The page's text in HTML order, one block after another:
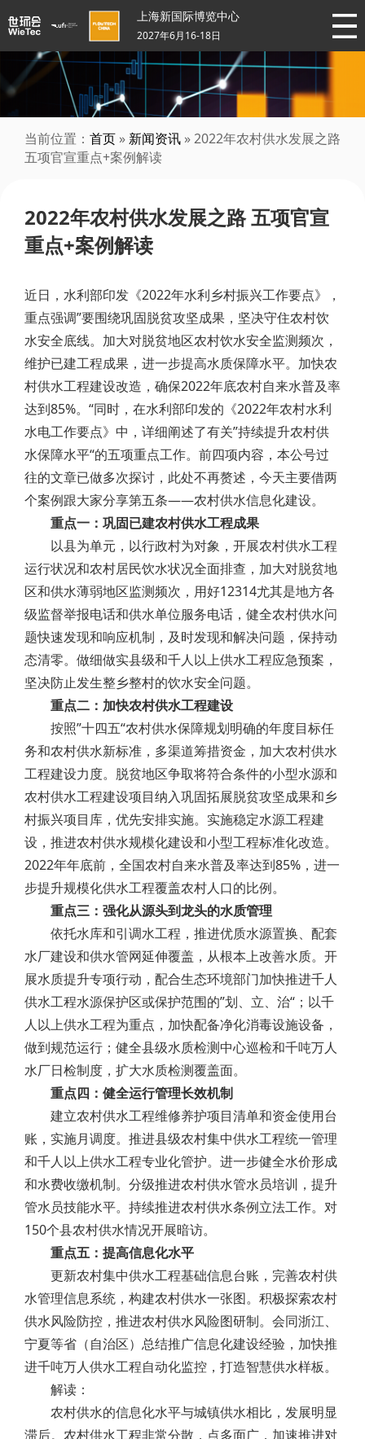
上海新国际博览中心
2027年6月16-18日
当前位置： 首页 » 新闻资讯 » 2022年农村供水发展之路
五项官宣重点+案例解读
2022年农村供水发展之路 五项官宣
重点+案例解读
近日，水利部印发《2022年水利乡村振兴工作要点》，
重点强调”要围绕巩固脱贫攻坚成果，坚决守住农村饮
水安全底线。加大对脱贫地区农村饮水安全监测频次，
维护已建工程成果，进一步提高水质保障水平。加快农
村供水工程建设改造，确保2022年底农村自来水普及率
达到85%。“同时，在水利部印发的《2022年农村水利
水电工作要点》中，详细阐述了有关”持续提升农村供
水保障水平“的五项重点工作。前四项内容，本公号过
往的文章已做多次探讨，此处不再赘述，今天主要借两
个案例跟大家分享第五条——农村供水信息化建设。
重点一：巩固已建农村供水工程成果
以县为单元，以行政村为对象，开展农村供水工程
运行状况和农村居民饮水状况全面排查，加大对脱贫地
区和供水薄弱地区监测频次，用好12314尤其是地方各
级监督举报电话和供水单位服务电话，健全农村供水问
题快速发现和响应机制，及时发现和解决问题，保持动
态清零。做细做实县级和千人以上供水工程应急预案，
坚决防止发生整乡整村的饮水安全问题。
重点二：加快农村供水工程建设
按照”十四五“农村供水保障规划明确的年度目标任
务和农村供水新标准，多渠道筹措资金，加大农村供水
工程建设力度。脱贫地区争取将符合条件的小型水源和
农村供水工程建设项目纳入巩固拓展脱贫攻坚成果和乡
村振兴项目库，优先安排实施。实施稳定水源工程建
设，推进农村供水规模化建设和小型工程标准化改造。
2022年年底前，全国农村自来水普及率达到85%，进一
步提升规模化供水工程覆盖农村人口的比例。
重点三：强化从源头到龙头的水质管理
依托水库和引调水工程，推进优质水源置换、配套
水厂建设和供水管网延伸覆盖，从根本上改善水质。开
展水质提升专项行动，配合生态环境部门加快推进千人
供水工程水源保护区或保护范围的”划、立、治“；以千
人以上供水工程为重点，加快配备净化消毒设施设备，
做到规范运行；健全县级水质检测中心巡检和千吨万人
水厂日检制度，扩大水质检测覆盖面。
重点四：健全运行管理长效机制
建立农村供水工程维修养护项目清单和资金使用台
账，实施月调度。推进县级农村集中供水工程统一管理
和千人以上供水工程专业化管护。进一步健全水价形成
和水费收缴机制。分级推进农村供水管水员培训，提升
管水员技能水平。持续推进农村供水条例立法工作。对
150个县农村供水情况开展暗访。
重点五：提高信息化水平
更新农村集中供水工程基础信息台账，完善农村供
水管理信息系统，构建农村供水一张图。积极探索农村
供水风险防控，推进农村供水风险图研制。会同浙江、
宁夏等省（自治区）总结推广信息化建设经验，加快推
进千吨万人供水工程自动化监控，打造智慧供水样板。
解读：
农村供水的信息化水平与城镇供水相比，发展明显
滞后。农村供水工程非常分散，点多面广，加速推进对